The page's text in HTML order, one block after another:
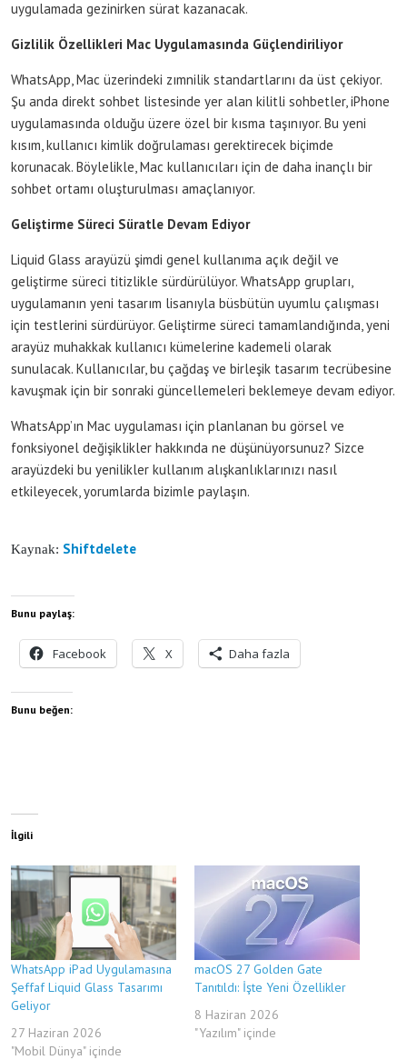
uygulamada gezinirken sürat kazanacak.
Gizlilik Özellikleri Mac Uygulamasında Güçlendiriliyor
WhatsApp, Mac üzerindeki zımnilik standartlarını da üst çekiyor.
Şu anda direkt sohbet listesinde yer alan kilitli sohbetler, iPhone
uygulamasında olduğu üzere özel bir kısma taşınıyor. Bu yeni
kısım, kullanıcı kimlik doğrulaması gerektirecek biçimde
korunacak. Böylelikle, Mac kullanıcıları için de daha inançlı bir
sohbet ortamı oluşturulması amaçlanıyor.
Geliştirme Süreci Süratle Devam Ediyor
Liquid Glass arayüzü şimdi genel kullanıma açık değil ve
geliştirme süreci titizlikle sürdürülüyor. WhatsApp grupları,
uygulamanın yeni tasarım lisanıyla büsbütün uyumlu çalışması
için testlerini sürdürüyor. Geliştirme süreci tamamlandığında, yeni
arayüz muhakkak kullanıcı kümelerine kademeli olarak
sunulacak. Kullanıcılar, bu çağdaş ve birleşik tasarım tecrübesine
kavuşmak için bir sonraki güncellemeleri beklemeye devam ediyor.
WhatsApp’ın Mac uygulaması için planlanan bu görsel ve
fonksiyonel değişiklikler hakkında ne düşünüyorsunuz? Sizce
arayüzdeki bu yenilikler kullanım alışkanlıklarınızı nasıl
etkileyecek, yorumlarda bizimle paylaşın.
Kaynak: Shiftdelete
Bunu paylaş:
Facebook X Daha fazla
Bunu beğen:
İlgili
WhatsApp iPad Uygulamasına
Şeffaf Liquid Glass Tasarımı
Geliyor
27 Haziran 2026
"Mobil Dünya" içinde
macOS 27 Golden Gate
Tanıtıldı: İşte Yeni Özellikler
8 Haziran 2026
"Yazılım" içinde